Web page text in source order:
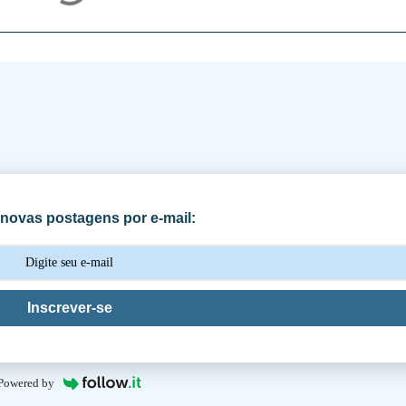
postagens por e-mail:
Inscrever-se
by